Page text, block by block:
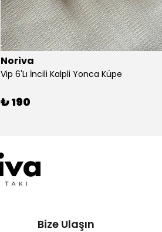
Noriva
Vip 6'Lı İncili Kalpli Yonca Küpe
₺ 190
Bize Ulaşın